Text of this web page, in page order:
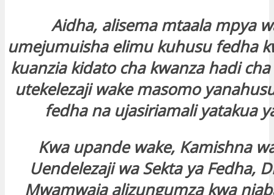
Aidha, alisema mtaala mpya
umejumuisha elimu kuhusu fedha
kuanzia kidato cha kwanza hadi
utekelezaji wake masomo
fedha na ujasiriamali yatakua
Kwa upande wake, Kamishna
Uendelezaji wa Sekta ya Fedha,
Mwamwaja alizungumza kwa